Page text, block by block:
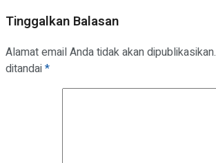
Tinggalkan Balasan
Alamat email Anda tidak akan dipublikasikan.
ditandai*